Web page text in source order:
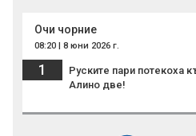
Очи чорние
08:20 | 8 юни 2026 г.
1
Руските пари потекоха
Алино две!